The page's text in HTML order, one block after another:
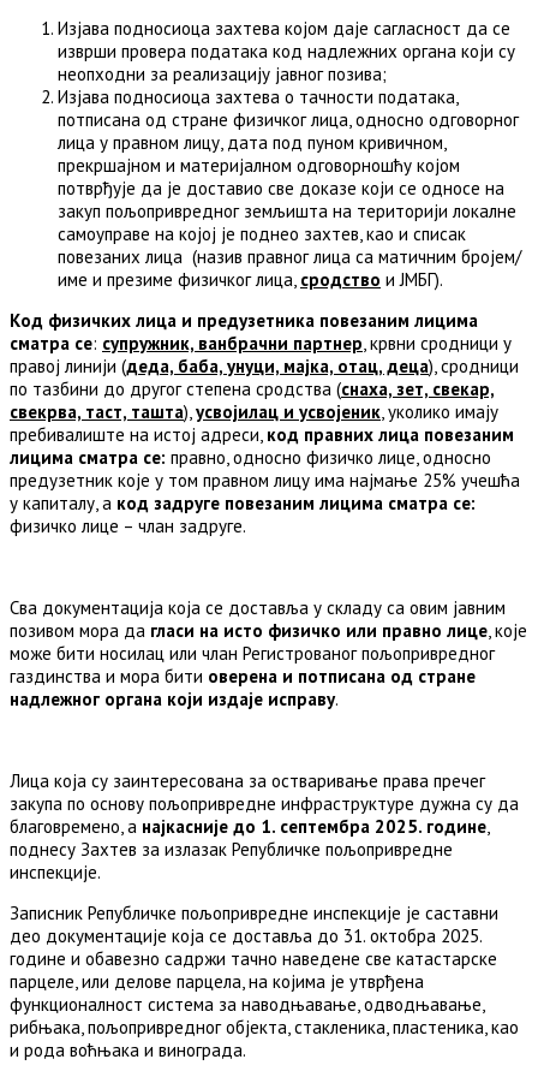
Изјава подносиоца захтева којом даје сагласност да се
изврши провера података код надлежних органа који су
неопходни за реализацију јавног позива;
Изјава подносиоца захтева о тачности података,
потписанa од стране физичког лица, односно одговорног
лица у правном лицу, дата под пуном кривичном,
прекршајном и материјалном одговорношћу којом
потврђује да је доставио све доказе који се односе на
закуп пољопривредног земљишта на територији локалне
самоуправе на којој је поднео захтев, као и списак
повезаних лица (назив правног лица са матичним бројем/
име и презиме физичког лица, сродство и ЈМБГ).
Код физичких лица и предузетника повезаним лицима
сматра се: супружник, ванбрачни партнер, крвни сродници у
правој линији (деда, баба, унуци, мајка, отац, деца), сродници
по тазбини до другог степена сродства (снаха, зет, свекар,
свекрва, таст, ташта),усвојилац и усвојеник, уколико имају
пребивалиште на истој адреси, код правних лица повезаним
лицима сматра се: правно, односно физичко лице, односно
предузетник које у том правном лицу има најмање 25% учешћа
у капиталу, а код задруге повезаним лицима сматра се:
физичко лице – члан задруге.
Сва документација која се доставља у складу са овим јавним
позивом мора да гласи на исто физичко или правно лице, које
може бити носилац или члан Регистрованог пољопривредног
газдинства и мора бити оверена и потписана од стране
надлежног органа који издаје исправу.
Лица која су заинтересована за остваривање права пречег
закупа по основу пољопривредне инфраструктуре дужна су да
благовремено, а најкасније до 1. септембра 2025. године,
поднесу Захтев за излазак Републичке пољопривредне
инспекције.
Записник Републичке пољопривредне инспекције је саставни
део документације која се доставља до 31. октобра 2025.
године и обавезно садржи тачно наведене све катастарске
парцеле, или делове парцела, на којима је утврђена
функционалност система за наводњавање, одводњавање,
рибњака, пољопривредног објекта, стакленика, пластеника, као
и рода воћњака и винограда.